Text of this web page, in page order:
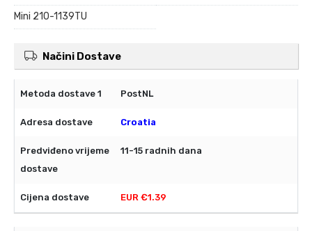
Mini 210-1139TU
Načini Dostave
PostNL
Croatia
11-15 radnih dana
EUR €1.39